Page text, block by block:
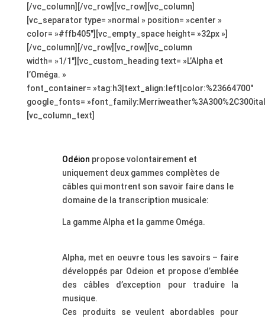
[/vc_column][/vc_row][vc_row][vc_column]
[vc_separator type= »normal » position= »center »
color= »#ffb405″][vc_empty_space height= »32px »]
[/vc_column][/vc_row][vc_row][vc_column
width= »1/1″][vc_custom_heading text= »L’Alpha et
l’Oméga. »
font_container= »tag:h3|text_align:left|color:%23664700″
google_fonts=
[vc_column_text]
Odéion propose volontairement et
uniquement deux gammes complètes de
câbles qui montrent son savoir faire dans le
domaine de la transcription musicale:
La gamme Alpha et la gamme Oméga.
Alpha, met en oeuvre tous les savoirs – faire
développés par Odeion et propose d’emblée
des câbles d’exception pour traduire la
musique.
Ces produits se veulent abordables pour